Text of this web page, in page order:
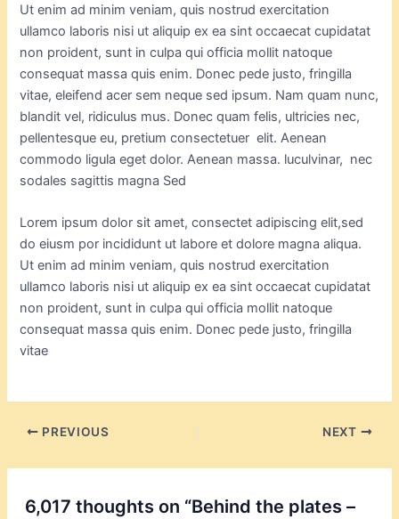
Ut enim ad minim veniam, quis nostrud exercitation
ullamco laboris nisi ut aliquip ex ea sint occaecat cupidatat
non proident, sunt in culpa qui officia mollit natoque
consequat massa quis enim. Donec pede justo, fringilla
vitae, eleifend acer sem neque sed ipsum. Nam quam nunc,
blandit vel, ridiculus mus. Donec quam felis, ultricies nec,
pellentesque eu, pretium consectetuer elit. Aenean
commodo ligula eget dolor. Aenean massa. luculvinar, nec
sodales sagittis magna Sed
Lorem ipsum dolor sit amet, consectet adipiscing elit,sed
do eiusm por incididunt ut labore et dolore magna aliqua.
Ut enim ad minim veniam, quis nostrud exercitation
ullamco laboris nisi ut aliquip ex ea sint occaecat cupidatat
non proident, sunt in culpa qui officia mollit natoque
consequat massa quis enim. Donec pede justo, fringilla
vitae
PREVIOUS NEXT
6,017 thoughts on “Behind the plates –